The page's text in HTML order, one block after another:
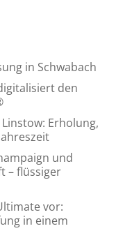
in Schwabach
den
Erholung,
und
– flüssiger
vor:
in einem